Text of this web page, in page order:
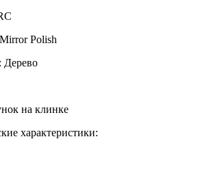
Polish
Дерево
на клинке
характеристики: